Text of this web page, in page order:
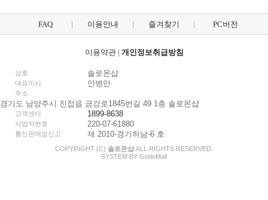
FAQ 이용안내 즐겨찾기 PC버전
이용약관| 개인정보취급방침
상호 솔로몬샵
대표이사 안병만
주소
경기도 남양주시 진접읍 금강로1845번길 49 1층 솔로몬샵
고객센터 1899-8638
사업자번호 220-07-61880
통신판매업신고 제 2010-경기하남-6 호
COPYRIGHT (C) 솔로몬샵 ALL RIGHTS RESERVED.
SYSTEM BY GodoMall